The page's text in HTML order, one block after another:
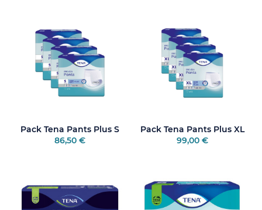
Pack Tena Pants Plus S
86,50 €
Pack Tena Pants Plus XL
99,00 €